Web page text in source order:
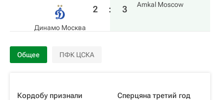
Динамо Москва
2 : 3 Amkal Moscow
Общее ПФК ЦСКА
Кордобу признали Сперцяна третий год